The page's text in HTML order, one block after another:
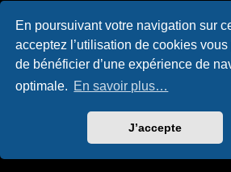
En poursuivant votre navigation sur
acceptez l’utilisation de cookies vous
de bénéficier d’une expérience de
optimale. En savoir plus…
J’accepte